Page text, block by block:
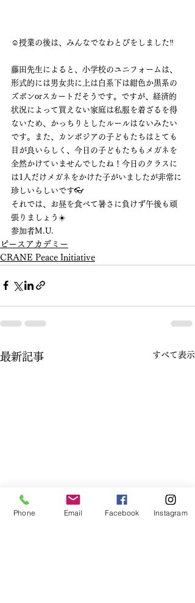
☺️授業の後は、みんなでなわとびをしました‼️
藤田先生によると、小学校のユニフォームは、
形式的には男女共に上は白系下は紺色か黒系の
ズボンorスカートだそうです。ですが、経済的
状況によって買えない家庭は私服を着ざるを得
ないため、かっちりとしたルールはないみたい
です。また、カンボジアの子どもたちはとても
目が良いらしく、今日の子どもたちもメガネを
全然かけていませんでしたね！今日のクラスに
は1人だけメガネをかけた子がいましたが非常に
珍しいらしいです👓
それでは、お昼を食べて暑さに負けず午後も頑
張りましょう☀️
参加者M.U.
ピースアカデミー
CRANE Peace Initiative
最新記事 すべて表示
Phone Email Facebook Instagram